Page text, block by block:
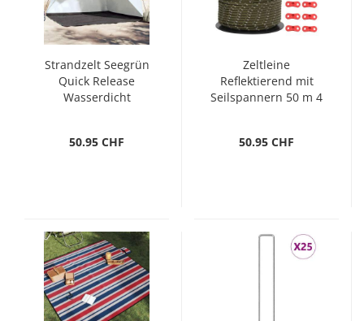
Strandzelt Seegrün
Quick Release
Wasserdicht
50.95 CHF
Zeltleine
Reflektierend mit
Seilspannern 50 m 4
50.95 CHF